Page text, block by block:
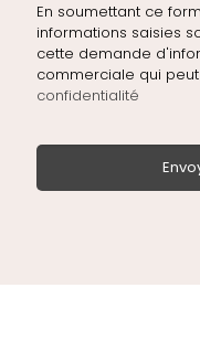
En soumettant ce
informations saisies
cette demande
commerciale qui
confidentialité